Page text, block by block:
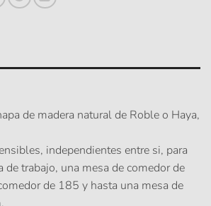
de madera natural de Roble o Haya,
independientes entre si, para
de trabajo, una mesa de comedor de
de 185 y hasta una mesa de